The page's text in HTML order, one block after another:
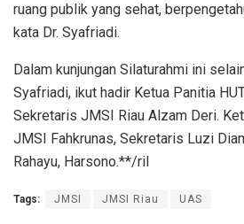
ruang publik yang sehat,
kata Dr. Syafriadi.
Dalam kunjungan Silaturahmi ini
Syafriadi, ikut hadir Ketua Panitia
Sekretaris JMSI Riau Alzam Deri.
JMSI Fahkrunas, Sekretaris Luzi
Rahayu, Harsono.**/ril
Tags: JMSI JMSI Riau UAS